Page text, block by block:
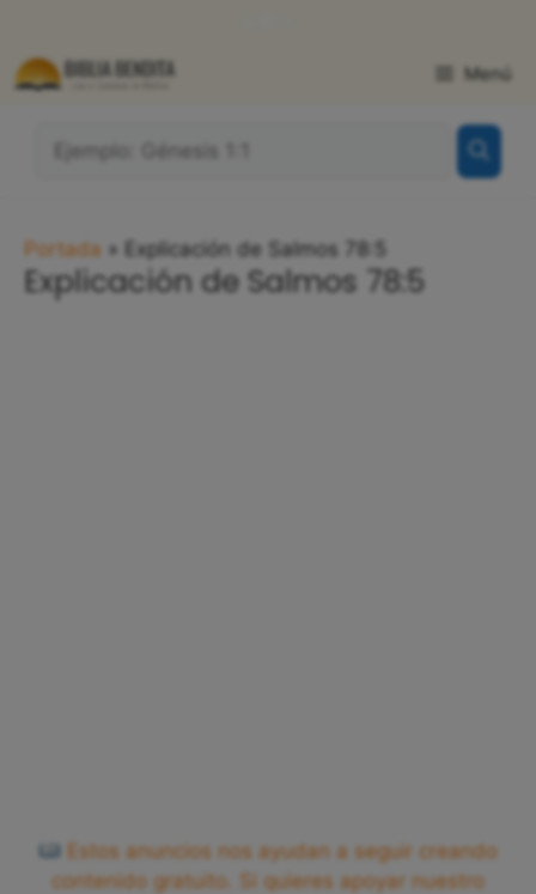
contenido
Menú
Portada » Explicación de Salmos 78:5
Explicación de Salmos 78:5
Estos anuncios nos ayudan a seguir creando
contenido gratuito. Si quieres apoyar nuestro